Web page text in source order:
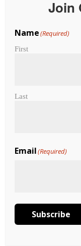
るよう、金融サ
りに思っています
私たちは単なる
と志を受け継ぎ
にあるCPBの店
Join
Name(Required)
First
Last
Email(Required)
Subscribe